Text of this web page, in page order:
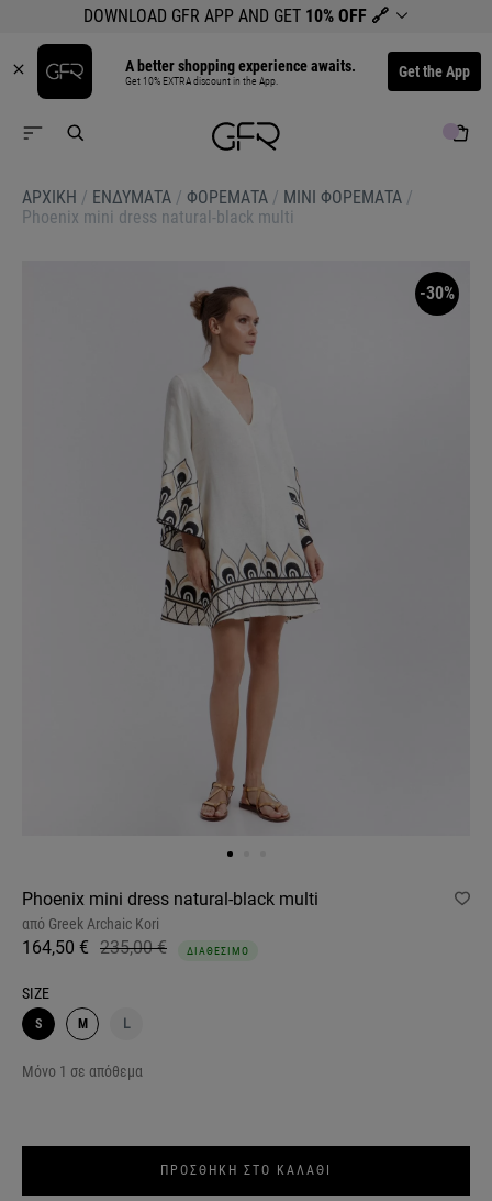
DOWNLOAD GFR APP AND GET 10% OFF 🔗
A better shopping experience awaits.
Get 10% EXTRA discount in the App. Get the App
ΑΡΧΙΚΉ / ΕΝΔΥΜΑΤΑ / ΦΟΡΕΜΑΤΑ / ΜΙΝΙ ΦΟΡΕΜΑΤΑ /
Phoenix mini dress natural-black multi
-30%
Phoenix mini dress natural-black multi
από Greek Archaic Kori
164,50 € 235,00 € ΔΙΑΘΕΣΙΜΟ
SIZE
S M L
Μόνο 1 σε απόθεμα
ΠΡΟΣΘΗΚΗ ΣΤΟ ΚΑΛΑΘΙ